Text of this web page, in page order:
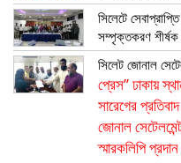
সিলেটে
সম্পৃক্তকরণ শীর্ষক
সিলেট জোনাল
প্রেস” ঢাকায়
সারেগের
জোনাল
স্মারকলিপি